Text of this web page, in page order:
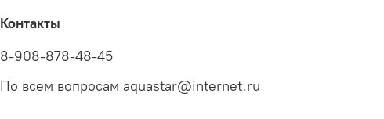
Контакты
8-908-878-48-45
По всем вопросам aquastar@internet.ru